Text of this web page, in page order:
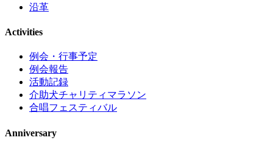
沿革
Activities
例会・行事予定
例会報告
活動記録
介助犬チャリティマラソン
合唱フェスティバル
Anniversary